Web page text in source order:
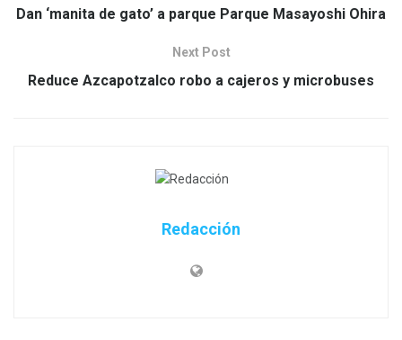
Dan ‘manita de gato’ a parque Parque Masayoshi Ohira
Next Post
Reduce Azcapotzalco robo a cajeros y microbuses
Redacción